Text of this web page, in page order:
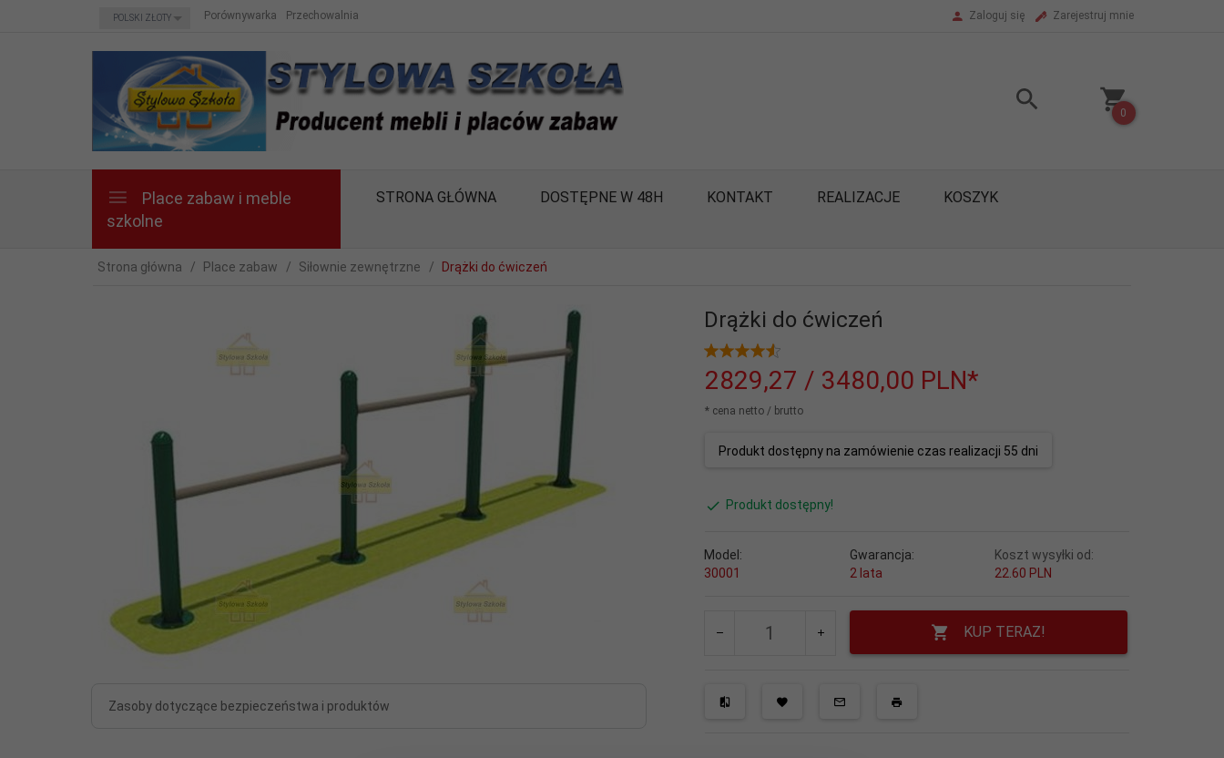
currency_h
POLSKI ZŁOTY Porównywarka Przechowalnia Zaloguj się Zarejestruj mnie
0
Place zabaw i meble
szkolne
STRONA GŁÓWNA DOSTĘPNE W 48H KONTAKT REALIZACJE KOSZYK
Strona główna Place zabaw Siłownie zewnętrzne Drążki do ćwiczeń
Zasoby dotyczące bezpieczeństwa i produktów
Drążki do ćwiczeń
2829,27 / 3480,00 PLN*
* cena netto / brutto
Produkt dostępny na zamówienie czas realizacji 55 dni
Produkt dostępny!
Model:
30001
Gwarancja:
2 lata
Koszt wysyłki od:
22.60 PLN
KUP TERAZ!